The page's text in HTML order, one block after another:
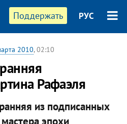
Поддержать РУС
2010, 02:10
Рафаэля
из подписанных
эпохи